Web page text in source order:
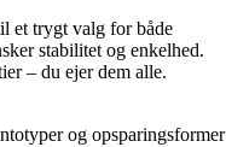
et trygt valg for både
stabilitet og enkelhed.
– du ejer dem alle.
og opsparingsformer